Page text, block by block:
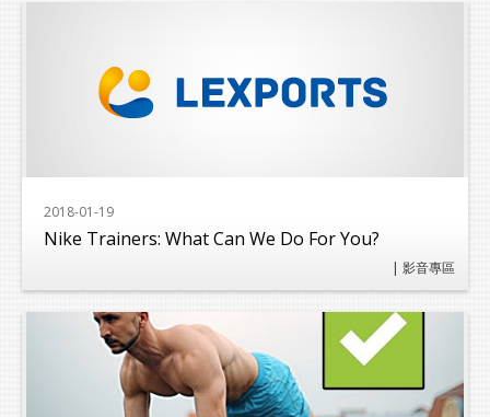
2018-01-19
Nike Trainers: What Can We Do For You?
| 影音專區